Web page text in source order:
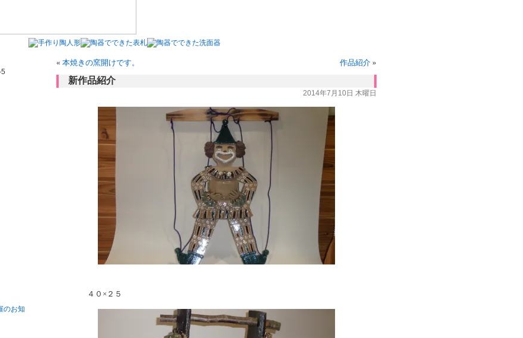
のお知
« 本焼きの窯開けです。 作品紹介 »
新作品紹介
2014年7月10日 木曜日
４０×２５